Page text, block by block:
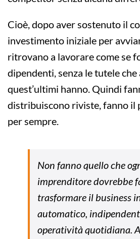
Cioè, dopo aver sostenuto il
investimento iniziale per
ritrovano a lavorare come se
dipendenti, senza le tutele che
quest’ultimi hanno. Quindi
distribuiscono riviste, fanno il
per sempre.
Non fanno quello che
imprenditore dovrebbe
trasformare il business
automatico,
operatività quotidiana.